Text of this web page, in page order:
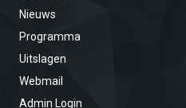
Nieuws
Programma
Uitslagen
Webmail
Admin Login